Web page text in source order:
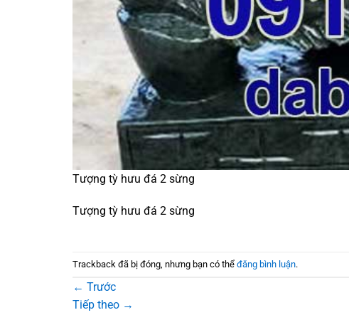
Tượng tỳ hưu đá 2 sừng
Tượng tỳ hưu đá 2 sừng
Trackback đã bị đóng, nhưng bạn có thể đăng bình luận.
← Trước
Tiếp theo →